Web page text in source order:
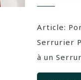
Article:
Serrurier
à un